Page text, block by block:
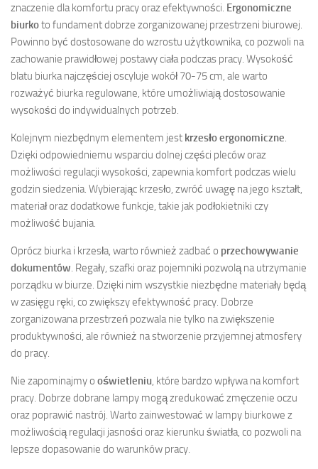
znaczenie dla komfortu pracy oraz efektywności. Ergonomiczne
biurkoto fundament dobrze zorganizowanej przestrzeni biurowej.
Powinno być dostosowane do wzrostu użytkownika, co pozwoli na
zachowanie prawidłowej postawy ciała podczas pracy. Wysokość
blatu biurka najczęściej oscyluje wokół 70-75 cm, ale warto
rozważyć biurka regulowane, które umożliwiają dostosowanie
wysokości do indywidualnych potrzeb.
Kolejnym niezbędnym elementem jest krzesło ergonomiczne.
Dzięki odpowiedniemu wsparciu dolnej części pleców oraz
możliwości regulacji wysokości, zapewnia komfort podczas wielu
godzin siedzenia. Wybierając krzesło, zwróć uwagę na jego kształt,
materiał oraz dodatkowe funkcje, takie jak podłokietniki czy
możliwość bujania.
Oprócz biurka i krzesła, warto również zadbać o przechowywanie
dokumentów. Regały, szafki oraz pojemniki pozwolą na utrzymanie
porządku w biurze. Dzięki nim wszystkie niezbędne materiały będą
w zasięgu ręki, co zwiększy efektywność pracy. Dobrze
zorganizowana przestrzeń pozwala nie tylko na zwiększenie
produktywności, ale również na stworzenie przyjemnej atmosfery
do pracy.
Nie zapominajmy o oświetleniu, które bardzo wpływa na komfort
pracy. Dobrze dobrane lampy mogą zredukować zmęczenie oczu
oraz poprawić nastrój. Warto zainwestować w lampy biurkowe z
możliwością regulacji jasności oraz kierunku światła, co pozwoli na
lepsze dopasowanie do warunków pracy.